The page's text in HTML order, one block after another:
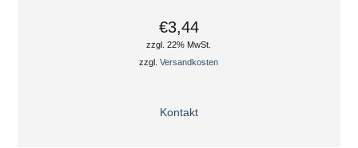
€3,44
zzgl. 22% MwSt.
zzgl.Versandkosten
Kontakt